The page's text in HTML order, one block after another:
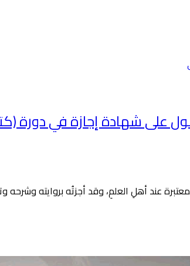
على شهادة إجازة في دورة